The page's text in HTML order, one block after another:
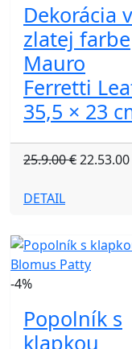
Dekorácia v
zlatej farbe
Mauro
Ferretti
35,5 × 23
25.9.00 €
DETAIL
-4%
Popolník s
klapkou